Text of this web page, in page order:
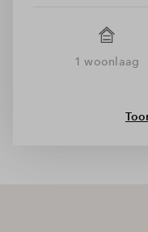
met je een goed boek
Naast het separate
1 woonlaag